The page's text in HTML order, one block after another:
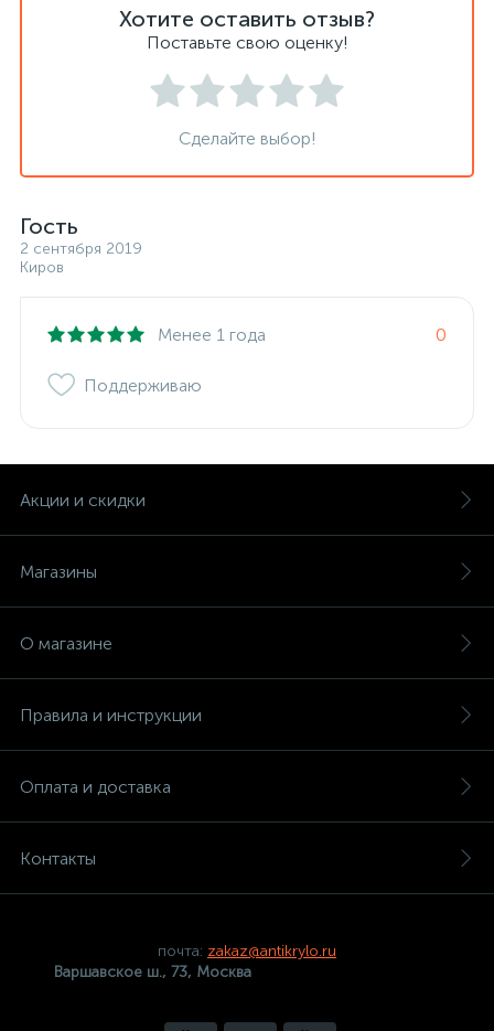
Хотите оставить отзыв?
Поставьте свою оценку!
Сделайте выбор!
Гость
2 сентября 2019
Киров
Менее 1 года 0
Поддерживаю
Акции и скидки
Магазины
О магазине
Правила и инструкции
Оплата и доставка
Контакты
почта: zakaz@antikrylo.ru
Варшавское ш., 73, Москва